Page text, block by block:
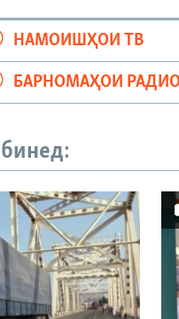
НАМОИШҲОИ ТВ
БАРНОМАҲОИ